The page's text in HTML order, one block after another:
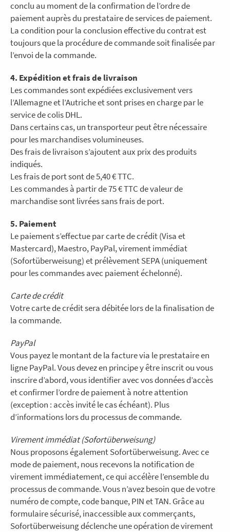
conclu au moment de la confirmation de l’ordre de
paiement auprès du prestataire de services de paiement.
La condition pour la conclusion effective du contrat est
toujours que la procédure de commande soit finalisée par
l’envoi de la commande.
4. Expédition et frais de livraison
Les commandes sont expédiées exclusivement vers
l’Allemagne et l’Autriche et sont prises en charge par le
service de colis DHL.
Dans certains cas, un transporteur peut être nécessaire
pour les marchandises volumineuses.
Des frais de livraison s’ajoutent aux prix des produits
indiqués.
Les frais de port sont de 5,40 € TTC.
Les commandes à partir de 75 € TTC de valeur de
marchandise sont livrées sans frais de port.
5. Paiement
Le paiement s’effectue par carte de crédit (Visa et
Mastercard), Maestro, PayPal, virement immédiat
(Sofortüberweisung) et prélèvement SEPA (uniquement
pour les commandes avec paiement échelonné).
Carte de crédit
Votre carte de crédit sera débitée lors de la finalisation de
la commande.
PayPal
Vous payez le montant de la facture via le prestataire en
ligne PayPal. Vous devez en principe y être inscrit ou vous
inscrire d’abord, vous identifier avec vos données d’accès
et confirmer l’ordre de paiement à notre attention
(exception : accès invité le cas échéant). Plus
d’informations lors du processus de commande.
Virement immédiat (Sofortüberweisung)
Nous proposons également Sofortüberweisung. Avec ce
mode de paiement, nous recevons la notification de
virement immédiatement, ce qui accélère l’ensemble du
processus de commande. Vous n’avez besoin que de votre
numéro de compte, code banque, PIN et TAN. Grâce au
formulaire sécurisé, inaccessible aux commerçants,
Sofortüberweisung déclenche une opération de virement